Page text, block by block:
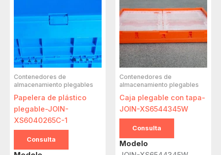
Contenedores de
almacenamiento plegables
Papelera de plástico
plegable-JOIN-
XS6040265C-1
Consulta
Contenedores de
almacenamiento plegables
Caja plegable con tapa-
JOIN-XS6544345W
Consulta
Modelo